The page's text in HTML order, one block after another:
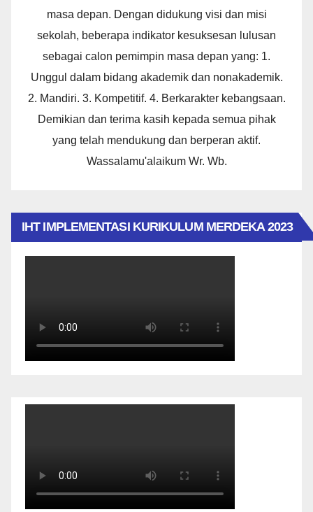
masa depan. Dengan didukung visi dan misi
sekolah, beberapa indikator kesuksesan lulusan
sebagai calon pemimpin masa depan yang: 1.
Unggul dalam bidang akademik dan nonakademik.
2. Mandiri. 3. Kompetitif. 4. Berkarakter kebangsaan.
Demikian dan terima kasih kepada semua pihak
yang telah mendukung dan berperan aktif.
Wassalamu'alaikum Wr. Wb.
IHT IMPLEMENTASI KURIKULUM MERDEKA 2023